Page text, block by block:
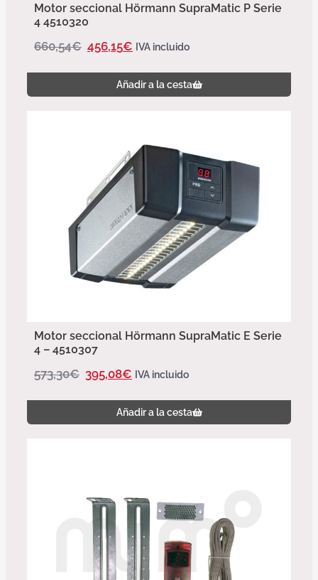
Motor seccional Hörmann SupraMatic P Serie
4 4510320
660,54€ 456,15€ IVA incluido
Añadir a la cesta
Motor seccional Hörmann SupraMatic E Serie
4 – 4510307
573,30€ 395,08€ IVA incluido
Añadir a la cesta